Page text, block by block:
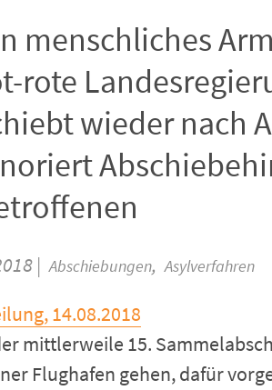
menschliches
rote
wieder nach
| Abschiebungen, Asylverfahren
14.08.2018
mittlerweile 15.
Flughafen gehen, dafür